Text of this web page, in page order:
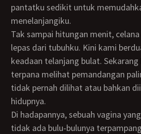
pantatku sedikit untuk
menelanjangiku.
Tak sampai hitungan menit, celana dalamku sudah
lepas dari tubuhku. Kini kami
keadaan telanjang bulat.
terpana melihat pemandangan
tidak pernah dilihat atau bahkan
hidupnya.
Di hadapannya, sebuah vagina yang bersih karena
tidak ada bulu-bulunya